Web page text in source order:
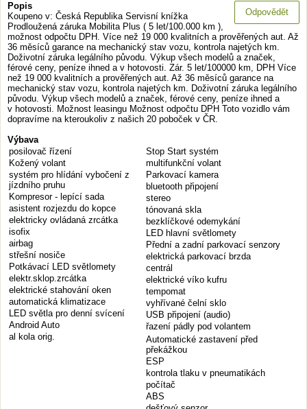
Odpovědět
Popis
Koupeno v: Česká Republika Servisní knížka
Prodloužená záruka Mobilita Plus ( 5 let/100.000 km ),
možnost odpočtu DPH. Více než 19 000 kvalitních a prověřených aut. Až
36 měsíců garance na mechanický stav vozu, kontrola najetých km.
Doživotní záruka legálního původu. Výkup všech modelů a značek,
férové ceny, peníze ihned a v hotovosti. Zár. 5 let/100000 km, DPH Více
než 19 000 kvalitních a prověřených aut. Až 36 měsíců garance na
mechanický stav vozu, kontrola najetých km. Doživotní záruka legálního
původu. Výkup všech modelů a značek, férové ceny, peníze ihned a
v hotovosti. Možnost leasingu Možnost odpočtu DPH Toto vozidlo vám
dopravíme na kteroukoliv z našich 20 poboček v ČR.
Výbava
posilovač řízení
Kožený volant
systém pro hlídání vybočení z
jízdního pruhu
Kompresor - lepící sada
asistent rozjezdu do kopce
elektricky ovládaná zrcátka
isofix
airbag
střešní nosiče
Potkávací LED světlomety
elektr.sklop.zrcátka
elektrické stahování oken
automatická klimatizace
LED světla pro denní svícení
Android Auto
al kola orig.
Stop Start systém
multifunkční volant
Parkovací kamera
bluetooth připojení
stereo
tónovaná skla
bezklíčkové odemykání
LED hlavní světlomety
Přední a zadní parkovací senzory
elektrická parkovací brzda
centrál
elektrické víko kufru
tempomat
vyhřívané čelní sklo
USB připojení (audio)
řazení pádly pod volantem
Automatické zastavení před
překážkou
ESP
kontrola tlaku v pneumatikách
počítač
ABS